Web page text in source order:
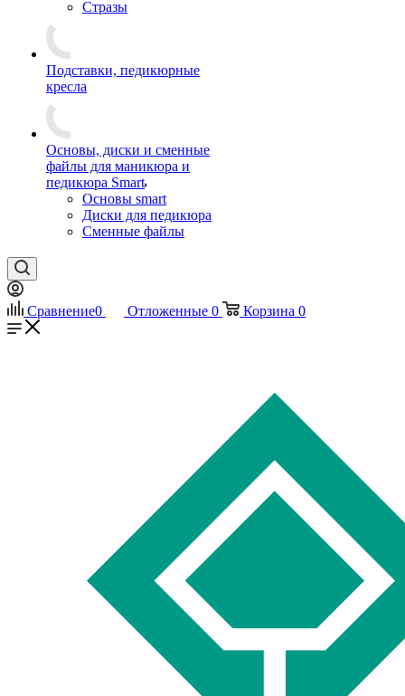
Стразы
Подставки, педикюрные
кресла
Основы, диски и сменные
файлы для маникюра и
педикюра Smart
Основы smart
Диски для педикюра
Сменные файлы
Сравнение0 Отложенные 0 Корзина 0